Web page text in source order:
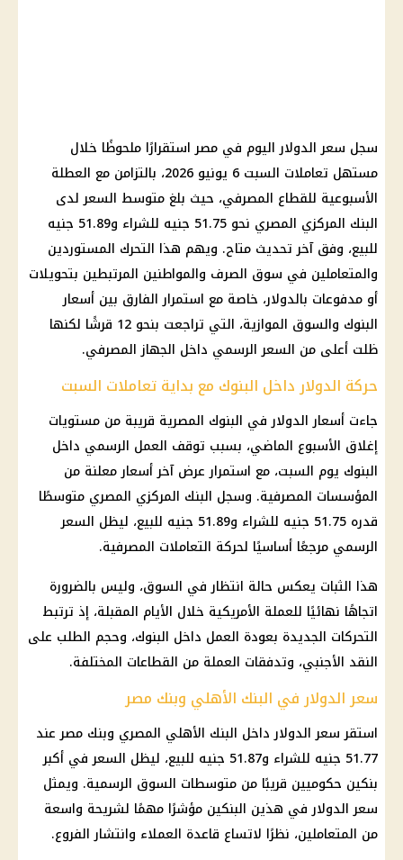
سجل سعرالدولار اليوم في مصراستقرارًا ملحوظًا خلال
مستهل تعاملات السبت 6 يونيو 2026، بالتزامن مع العطلة
الأسبوعية للقطاع المصرفي، حيث بلغ متوسط السعر لدى
البنك المركزي
المصري نحو 51.75 جنيه للشراء و51.89 جنيه
للبيع، وفق آخر تحديث متاح. ويهم هذا التحرك المستوردين
والمتعاملين في سوق الصرف والمواطنين المرتبطين بتحويلات
أو مدفوعات بالدولار، خاصة مع استمرار الفارق بين أسعار
البنوك
والسوق الموازية، التي تراجعت بنحو 12 قرشًا لكنها
ظلت أعلى من السعر الرسمي داخل الجهاز المصرفي.
حركة الدولار داخل البنوك مع بداية تعاملات السبت
جاءت أسعار الدولار في البنوك المصرية قريبة من مستويات
إغلاق الأسبوع الماضي، بسبب توقف العمل الرسمي داخل
البنوك يوم السبت، مع استمرار عرض آخر أسعار معلنة من
المؤسسات المصرفية. وسجل البنك المركزي المصري متوسطًا
قدره 51.75 جنيه للشراء و51.89 جنيه للبيع، ليظل السعر
الرسمي مرجعًا أساسيًا لحركة التعاملات المصرفية.
هذا الثبات يعكس حالة انتظار في السوق، وليس بالضرورة
اتجاهًا نهائيًا للعملة الأمريكية خلال الأيام المقبلة، إذ ترتبط
التحركات الجديدة بعودة العمل داخل البنوك، وحجم الطلب على
النقد الأجنبي، وتدفقات العملة من القطاعات المختلفة.
سعر الدولار في البنك الأهلي وبنك مصر
استقرسعر الدولار داخل البنك الأهلي المصري وبنك مصر عند
51.77 جنيه للشراء و51.87 جنيه للبيع، ليظل السعر في أكبر
بنكين حكوميين قريبًا من متوسطات السوق الرسمية. ويمثل
سعر الدولارفي هذين البنكين مؤشرًا مهمًا لشريحة واسعة
من المتعاملين، نظرًا لاتساع قاعدة العملاء وانتشار الفروع.